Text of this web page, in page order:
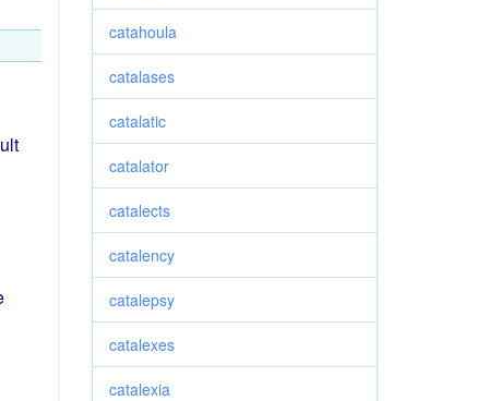
catahoula
catalases
catalatic
catalator
catalects
catalency
catalepsy
catalexes
catalexia